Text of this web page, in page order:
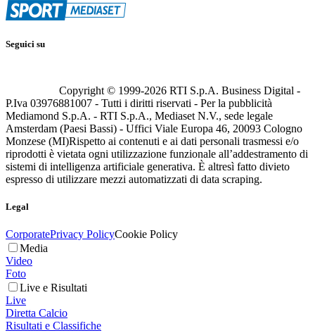
Seguici su
Copyright © 1999-2026 RTI S.p.A. Business Digital -
P.Iva 03976881007 - Tutti i diritti riservati - Per la pubblicità
Mediamond S.p.A. - RTI S.p.A., Mediaset N.V., sede legale
Amsterdam (Paesi Bassi) - Uffici Viale Europa 46, 20093 Cologno
Monzese (MI)Rispetto ai contenuti e ai dati personali trasmessi e/o
riprodotti è vietata ogni utilizzazione funzionale all’addestramento di
sistemi di intelligenza artificiale generativa. È altresì fatto divieto
espresso di utilizzare mezzi automatizzati di data scraping.
Legal
CorporatePrivacy PolicyCookie Policy
Media
Video
Foto
Live e Risultati
Live
Diretta Calcio
Risultati e Classifiche